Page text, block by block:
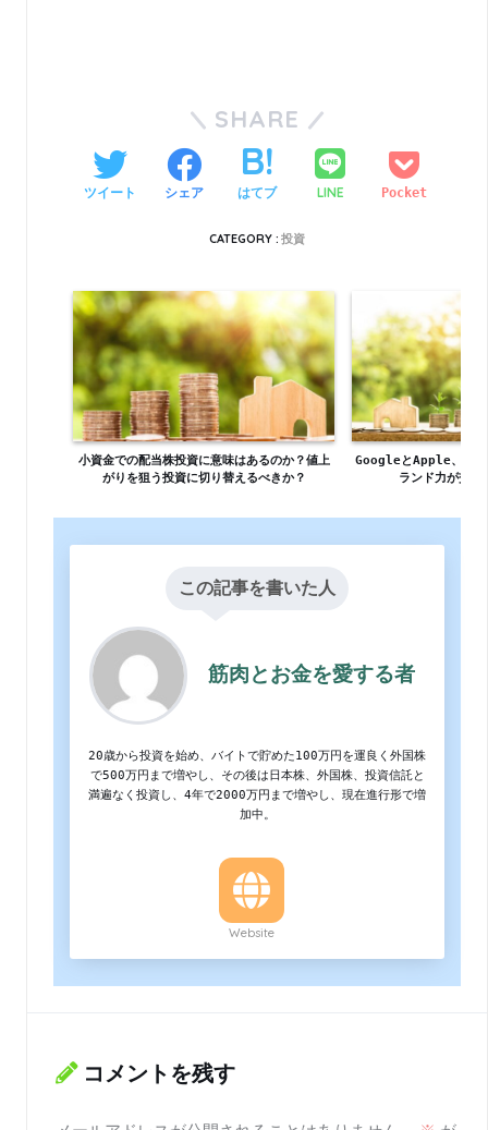
SHARE
ツイート シェア はてブ LINE Pocket
CATEGORY : 投資
小資金での配当株投資に意味はあるのか？値上
がりを狙う投資に切り替えるべきか？
GoogleとApple、今買
ランド力が交差
この記事を書いた人
筋肉とお金を愛する者
20歳から投資を始め、バイトで貯めた100万円を運良く外国株
で500万円まで増やし、その後は日本株、外国株、投資信託と
満遍なく投資し、4年で2000万円まで増やし、現在進行形で増
加中。
Website
コメントを残す